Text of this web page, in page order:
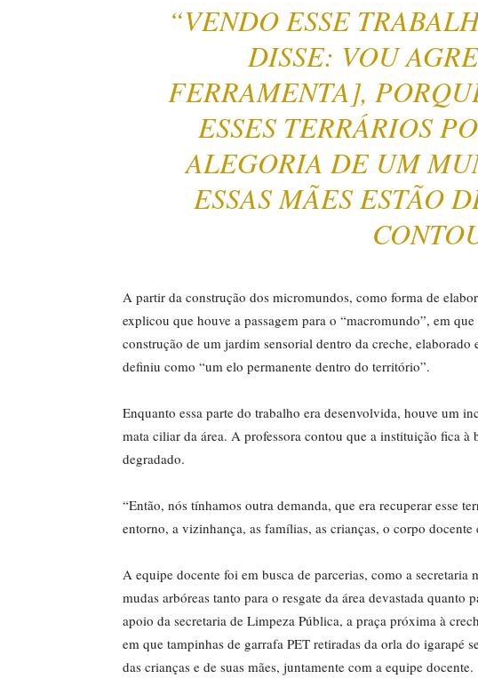
“VENDO ESSE
DISSE: VOU
FERRAMENTA],
ESSES TERRÁRIOS
ALEGORIA DE UM
ESSAS MÃES ESTÃO
A partir da construção dos micromundos, como forma de
explicou que houve a passagem para o “macromundo”, em
construção de um jardim sensorial dentro da creche,
definiu como “um elo permanente dentro do território”.
Enquanto essa parte do trabalho era desenvolvida, houve um
mata ciliar da área. A professora contou que a instituição fica
degradado.
“Então, nós tínhamos outra demanda, que era recuperar esse
entorno, a vizinhança, as famílias, as crianças, o corpo docente
A equipe docente foi em busca de parcerias, como a
mudas arbóreas tanto para o resgate da área devastada
apoio da secretaria de Limpeza Pública, a praça próxima à
em que tampinhas de garrafa PET retiradas da orla do igarapé
das crianças e de suas mães, juntamente com a equipe docente.